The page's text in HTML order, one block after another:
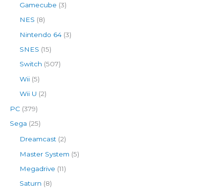
Gamecube (3)
NES (8)
Nintendo 64 (3)
SNES (15)
Switch (507)
Wii (5)
Wii U (2)
PC (379)
Sega (25)
Dreamcast (2)
Master System (5)
Megadrive (11)
Saturn (8)